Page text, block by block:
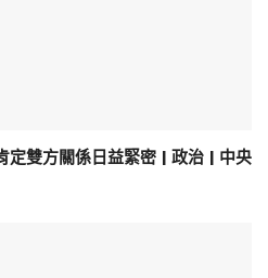
雙方關係日益緊密 | 政治 | 中央